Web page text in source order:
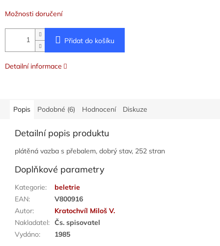
Možnosti doručení
Přidat do košíku
Detailní informace
Popis Podobné (6) Hodnocení Diskuze
Detailní popis produktu
plátěná vazba s přebalem, dobrý stav, 252 stran
Doplňkové parametry
Kategorie:
beletrie
EAN:
V800916
Autor:
Kratochvíl Miloš V.
Nakladatel: Čs. spisovatel
Vydáno: 1985